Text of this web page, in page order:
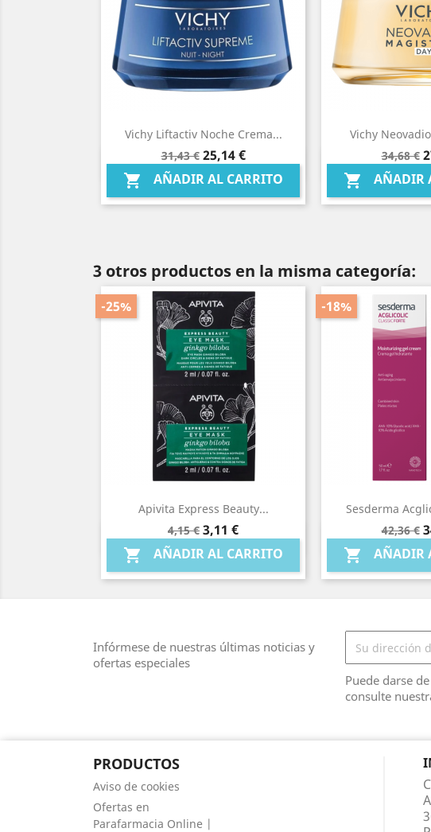
Vichy Liftactiv Noche Crema...
Precio
base
31,43 € Precio
25,14 €
 AÑADIR AL CARRITO
Vista rápida
Vichy
Precio
base
34,68 €
 AÑADIR
Vista
3 otros productos en la misma categoría:
Apivita Express Beauty...
Precio
base
4,15 €
-25%
Precio
3,11 €
 AÑADIR AL CARRITO
Vista rápida
Sesderma
Precio
base
42,36 €
-18%
 AÑADIR
Vista
Infórmese de nuestras últimas noticias y
ofertas especiales
Puede darse
consulte
PRODUCTOS
Aviso de cookies
Ofertas en
Parafarmacia Online |